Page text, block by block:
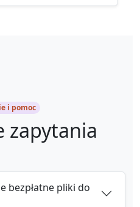
i pomoc
zapytania
bezpłatne pliki do